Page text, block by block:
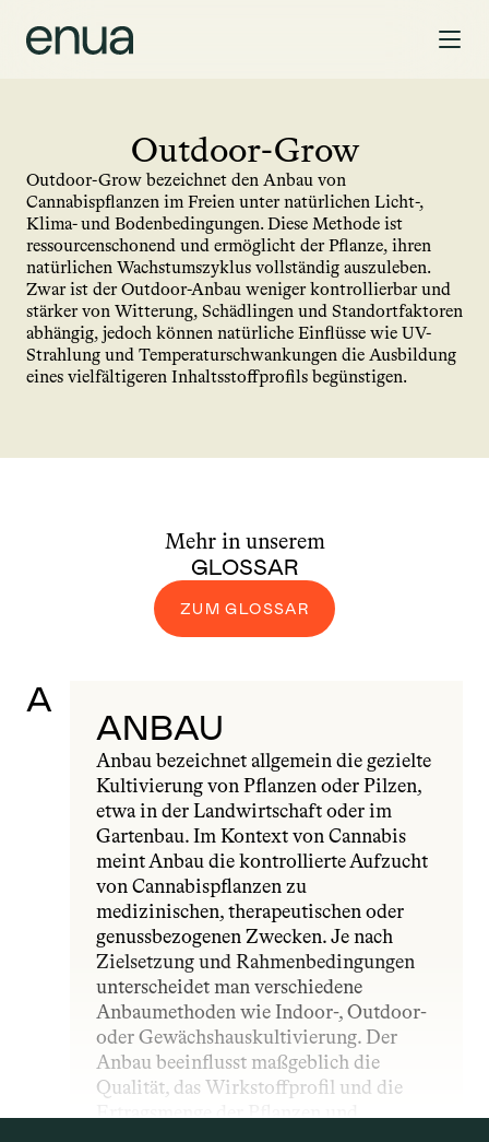
Outdoor-Grow
Outdoor-Grow bezeichnet den Anbau von
Cannabispflanzen im Freien unter natürlichen Licht-,
Klima- und Bodenbedingungen. Diese Methode ist
ressourcenschonend und ermöglicht der Pflanze, ihren
natürlichen Wachstumszyklus vollständig auszuleben.
Zwar ist der Outdoor-Anbau weniger kontrollierbar und
stärker von Witterung, Schädlingen und Standortfaktoren
abhängig, jedoch können natürliche Einflüsse wie UV-
Strahlung und Temperaturschwankungen die Ausbildung
eines vielfältigeren Inhaltsstoffprofils begünstigen.
Mehr in unserem
GLOSSAR
ZUM GLOSSAR
A
ANBAU
Anbau bezeichnet allgemein die gezielte
Kultivierung von Pflanzen oder Pilzen,
etwa in der Landwirtschaft oder im
Gartenbau. Im Kontext von Cannabis
meint Anbau die kontrollierte Aufzucht
von Cannabispflanzen zu
medizinischen, therapeutischen oder
genussbezogenen Zwecken. Je nach
Zielsetzung und Rahmenbedingungen
unterscheidet man verschiedene
Anbaumethoden wie Indoor-, Outdoor-
oder Gewächshauskultivierung. Der
Anbau beeinflusst maßgeblich die
Qualität, das Wirkstoffprofil und die
Ertragsmenge der Pflanzen und